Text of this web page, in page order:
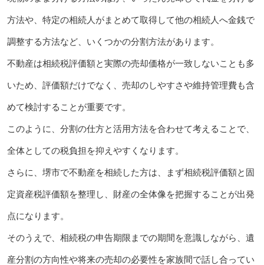
方法や、特定の相続人がまとめて取得して他の相続人へ金銭で
調整する方法など、いくつかの分割方法があります。
不動産は相続税評価額と実際の売却価格が一致しないことも多
いため、評価額だけでなく、売却のしやすさや維持管理費も含
めて検討することが重要です。
このように、分割の仕方と活用方法を合わせて考えることで、
全体としての税負担を抑えやすくなります。
さらに、堺市で不動産を相続した方は、まず相続税評価額と固
定資産税評価額を整理し、財産の全体像を把握することが出発
点になります。
そのうえで、相続税の申告期限までの期間を意識しながら、遺
産分割の方向性や将来の売却の必要性を家族間で話し合ってい